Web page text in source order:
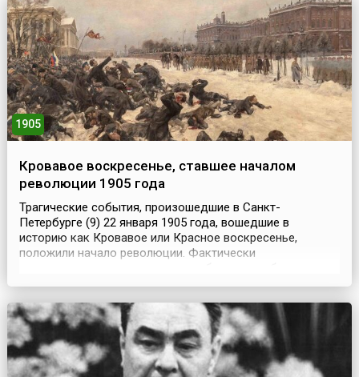
являются зерна, найденные археологами в захоронениях
в Перу. Их возраст пре...
1905
Кровавое воскресенье, ставшее началом
революции 1905 года
Трагические события, произошедшие в Санкт-
Петербурге (9) 22 января 1905 года, вошедшие в
историю как Кровавое или Красное воскресенье,
положили начало революции. Фактически
сначала выглядело безобидным шествием с прошением
Зимнему дворцу и свято верили в праведность
мероприятия и мирный исход. Они несл...